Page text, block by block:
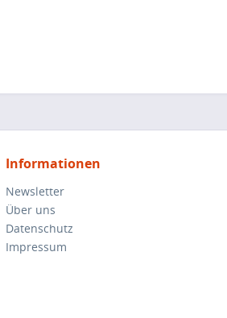
Informationen
Newsletter
Über uns
Datenschutz
Impressum